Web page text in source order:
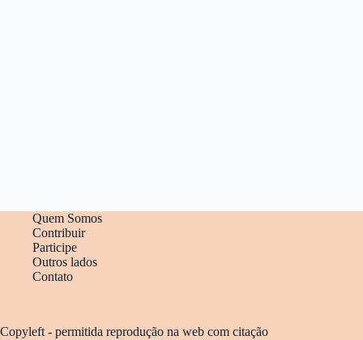
Quem Somos
Contribuir
Participe
Outros lados
Contato
Copyleft - permitida reprodução na web com citação